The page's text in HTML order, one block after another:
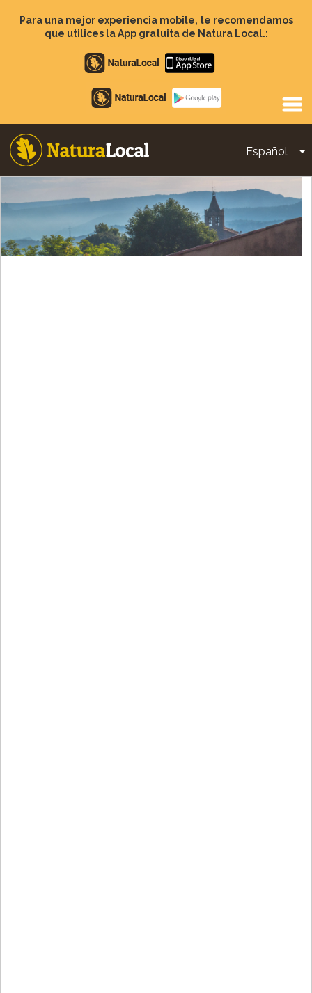
contenido
Para una mejor experiencia mobile, te recomendamos
que utilices la App gratuita de Natura Local.:
Apple
store
Google
Play
Español
Main
navigation